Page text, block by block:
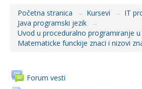
Početna stranica → Kursevi → IT
Java programski jezik
→
Uvod u proceduralno programiranje u
Matematicke funckije znaci i nizovi
Forum vesti